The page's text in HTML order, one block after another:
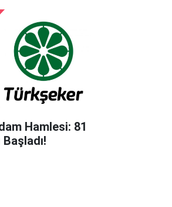
Hamlesi: 81